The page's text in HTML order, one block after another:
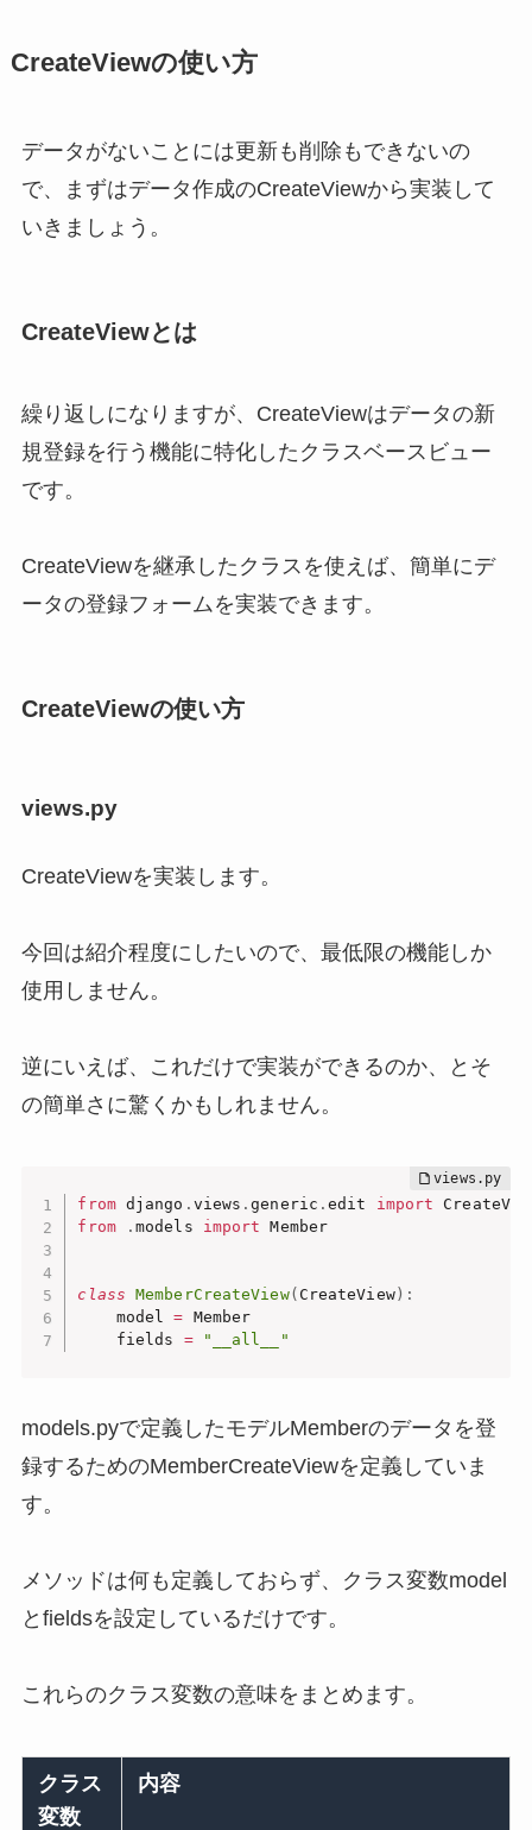
CreateViewの使い方
データがないことには更新も削除もできないの
で、まずはデータ作成のCreateViewから実装して
いきましょう。
CreateViewとは
繰り返しになりますが、CreateViewはデータの新
規登録を行う機能に特化したクラスベースビュー
です。
CreateViewを継承したクラスを使えば、簡単にデ
ータの登録フォームを実装できます。
CreateViewの使い方
views.py
CreateViewを実装します。
今回は紹介程度にしたいので、最低限の機能しか
使用しません。
逆にいえば、これだけで実装ができるのか、とそ
の簡単さに驚くかもしれません。
from django . views .generic .edit import
from
.models import Member
class MemberCreateView( CreateView) :
    model
= Member
    fields
= "__all__"
models.pyで定義したモデルMemberのデータを登
録するためのMemberCreateViewを定義していま
す。
メソッドは何も定義しておらず、クラス変数model
とfieldsを設定しているだけです。
これらのクラス変数の意味をまとめます。
クラス
変数
内容